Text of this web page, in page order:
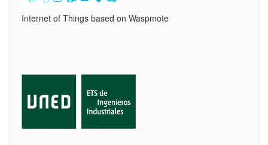
Internet of Things based on Waspmote